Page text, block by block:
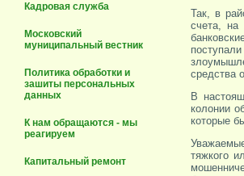
Кадровая служба
Московский
муниципальный вестник
Политика обработки и
зашиты персональных
данных
К нам обращаются - мы
реагируем
Капитальный ремонт
Так, в
счета, на
средства
В
колонии
которые
тяжкого